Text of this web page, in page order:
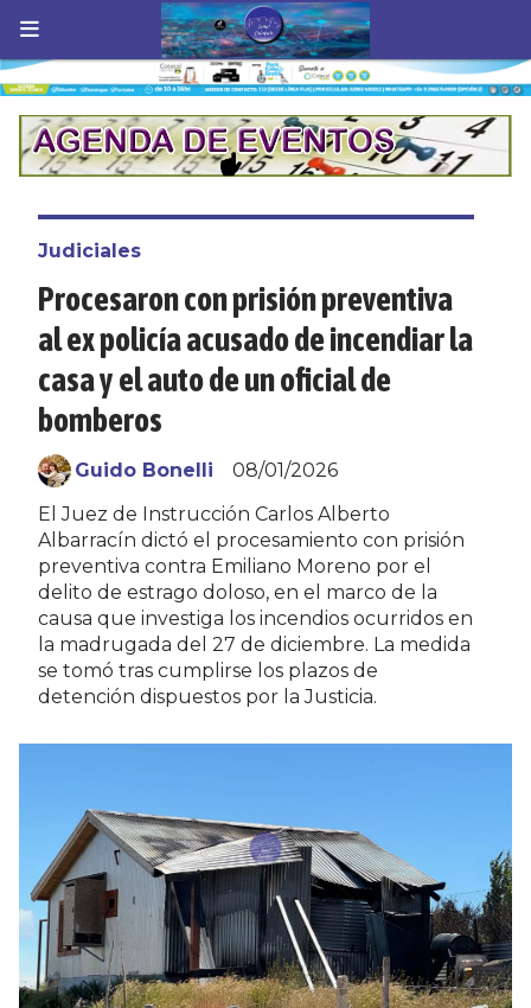
Procesaron con prisión preventiva
al ex policía acusado de incendiar la
casa y el auto de un oficial de
bomberos
El Juez de Instrucción Carlos Alberto
Albarracín dictó el procesamiento con prisión
preventiva contra Emiliano Moreno por el
delito de estrago doloso, en el marco de la
causa que investiga los incendios ocurridos en
la madrugada del 27 de diciembre. La medida
se tomó tras cumplirse los plazos de
detención dispuestos por la Justicia.
Judiciales
08/01/2026
Guido Bonelli